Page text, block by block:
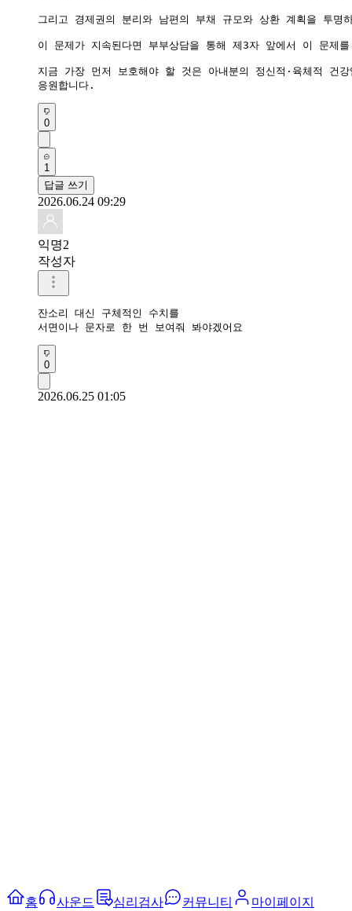
그리고 경제권의 분리와 남편의 부채 규모와 상환 계획을 투
이 문제가 지속된다면 부부상담을 통해 제3자 앞에서 이 문제
지금 가장 먼저 보호해야 할 것은 아내분의 정신적·육체적 건
응원합니다.
0
1
답글 쓰기
2026.06.24 09:29
익명2
작성자
잔소리 대신 구체적인 수치를
서면이나 문자로 한 번 보여줘 봐야겠어요
0
2026.06.25 01:05
홈 사운드 심리검사 커뮤니티 마이페이지